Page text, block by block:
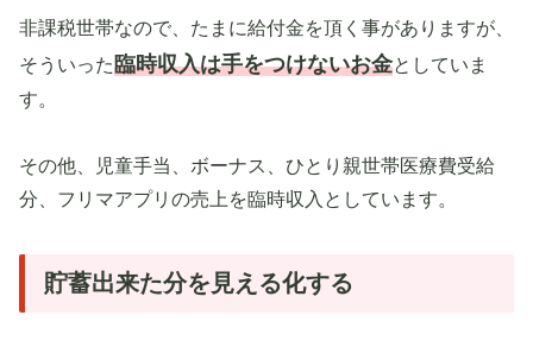
非課税世帯なので、たまに給付金を頂く事がありますが、
そういった臨時収入は手をつけないお金としていま
す。
その他、児童手当、ボーナス、ひとり親世帯医療費受給
分、フリマアプリの売上を臨時収入としています。
貯蓄出来た分を見える化する